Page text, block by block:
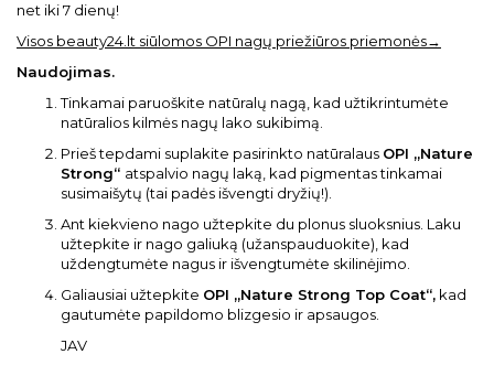
net iki 7 dienų!
Visos beauty24.lt siūlomos OPI nagų priežiūros priemonės→
Naudojimas.
Tinkamai paruoškite natūralų nagą, kad užtikrintumėte
natūralios kilmės nagų lako sukibimą.
Prieš tepdami suplakite pasirinkto natūralaus OPI „Nature
Strong“ atspalvio nagų laką, kad pigmentas tinkamai
susimaišytų (tai padės išvengti dryžių!).
Ant kiekvieno nago užtepkite du plonus sluoksnius. Laku
užtepkite ir nago galiuką (užanspauduokite), kad
uždengtumėte nagus ir išvengtumėte skilinėjimo.
Galiausiai užtepkite OPI „Nature Strong Top Coat“, kad
gautumėte papildomo blizgesio ir apsaugos.
JAV